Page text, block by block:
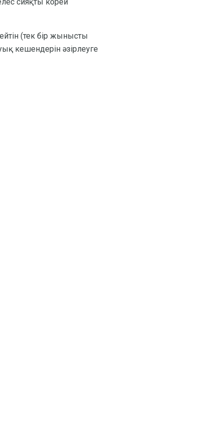
(тек бір жынысты
кешендерін әзірлеуге